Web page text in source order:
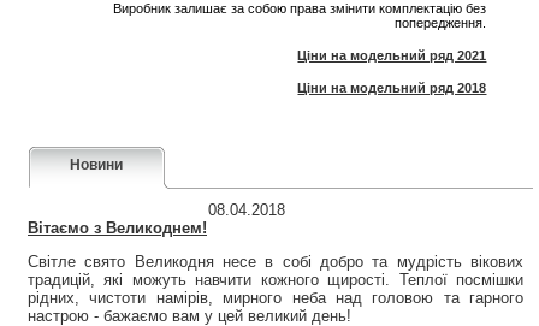
Виробник залишає за собою права змінити комплектацію без
попередження.
Ціни на модельний ряд 2021
Ціни на модельний ряд 2018
Новини
08.04.2018
Вітаємо з Великоднем!
Світле свято Великодня несе в собі добро та мудрість вікових
традицій, які можуть навчити кожного щирості. Теплої посмішки
рідних, чистоти намірів, мирного неба над головою та гарного
настрою - бажаємо вам у цей великий день!